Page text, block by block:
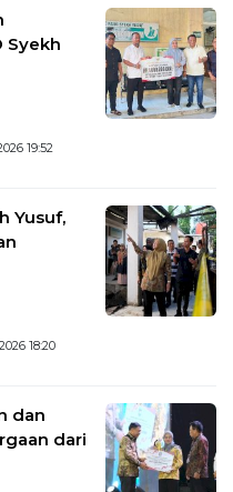
Syekh
19:52
Yusuf,
18:20
dan
dari